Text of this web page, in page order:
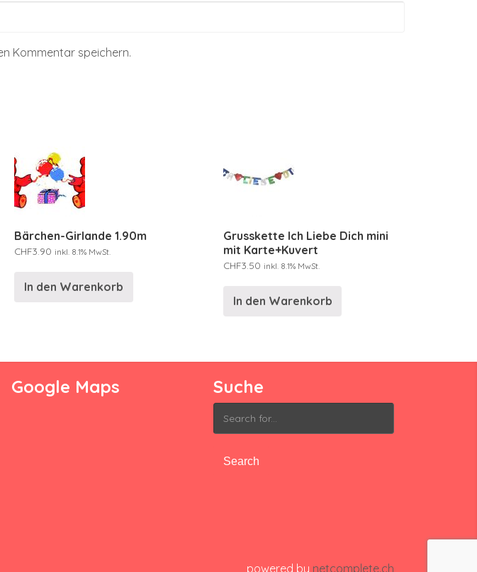
Kommentar speichern.
Bärchen-Girlande 1.90m
CHF3.90 inkl. 8.1% MwSt.
In den Warenkorb
Grusskette Ich Liebe Dich mini
mit Karte+Kuvert
CHF3.50 inkl. 8.1% MwSt.
In den Warenkorb
Google Maps Suche
Search
for:
powered by netcomplete.ch